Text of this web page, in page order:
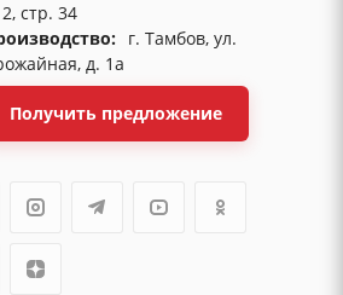
стр. 34
г. Тамбов, ул.
д. 1а
Получить предложение